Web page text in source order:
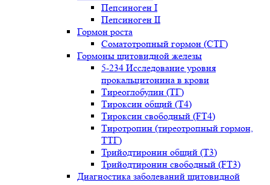
Пепсиноген I
Пепсиноген II
Гормон роста
Соматотропный гормон (СТГ)
Гормоны щитовидной железы
5-234 Исследование уровня
прокальцитонина в крови
Тиреоглобулин (ТГ)
Тироксин общий (Т4)
Тироксин свободный (FT4)
Тиротропин (тиреотропный гормон,
ТТГ)
Трийодтиронин общий (Т3)
Трийодтиронин свободный (FT3)
Диагностика заболеваний щитовидной